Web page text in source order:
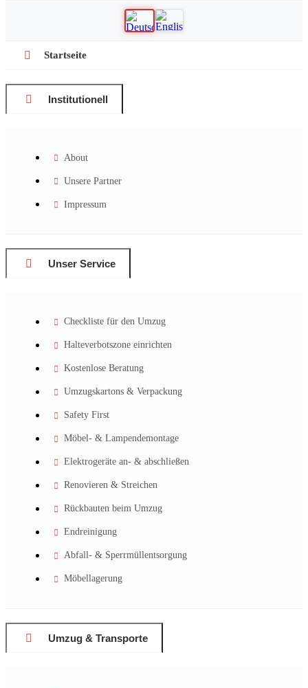
Startseite
Institutionell
About
Unsere Partner
Impressum
Unser Service
Checkliste für den Umzug
Halteverbotszone einrichten
Kostenlose Beratung
Umzugskartons & Verpackung
Safety First
Möbel- & Lampendemontage
Elektrogeräte an- & abschließen
Renovieren & Streichen
Rückbauten beim Umzug
Endreinigung
Abfall- & Sperrmüllentsorgung
Möbellagerung
Umzug & Transporte